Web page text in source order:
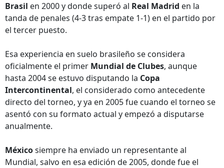
Brasil en 2000 y donde superó al Real Madrid en la
tanda de penales (4-3 tras empate 1-1) en el partido por
el tercer puesto.
Esa experiencia en suelo brasileño se considera
oficialmente el primer Mundial de Clubes, aunque
hasta 2004 se estuvo disputando la Copa
Intercontinental, el considerado como antecedente
directo del torneo, y ya en 2005 fue cuando el torneo se
asentó con su formato actual y empezó a disputarse
anualmente.
Méxicosiempre ha enviado un representante al
Mundial, salvo en esa edición de 2005, donde fue el